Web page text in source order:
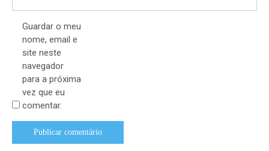
Guardar o meu
nome, email e
site neste
navegador
para a próxima
vez que eu
comentar.